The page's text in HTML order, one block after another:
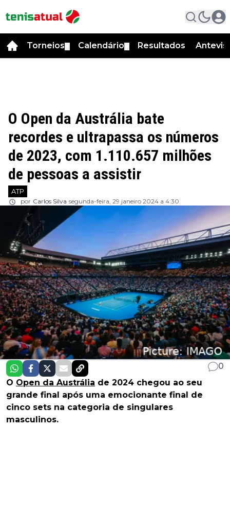
Torneios Calendário Resultados
O Open da Austrália bate
recordes e ultrapassa os números
de 2023, com 1.110.657 milhões
de pessoas a assistir
ATP
por Carlos Silva segunda-feira, 29 janeiro 2024 a 4:30
0
O Open da Austrália de 2024 chegou ao seu
grande final após uma emocionante final de
cinco sets na categoria de singulares
masculinos.